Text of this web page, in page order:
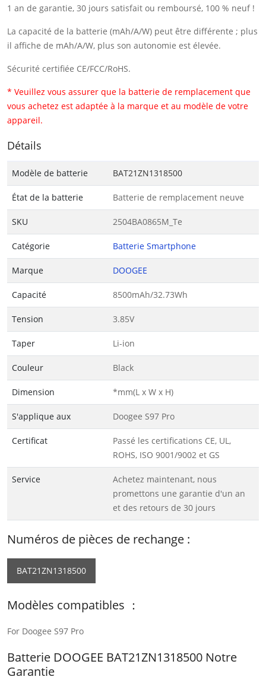
1 an de garantie, 30 jours satisfait ou remboursé, 100 % neuf !
La capacité de la batterie (mAh/A/W) peut être différente ; plus
il affiche de mAh/A/W, plus son autonomie est élevée.
Sécurité certifiée CE/FCC/RoHS.
* Veuillez vous assurer que la batterie de remplacement que
vous achetez est adaptée à la marque et au modèle de votre
appareil.
Détails
Modèle de batterie BAT21ZN1318500
État de la batterie Batterie de remplacement neuve
SKU 2504BA0865M_Te
Catégorie Batterie Smartphone
Marque DOOGEE
Capacité 8500mAh/32.73Wh
Tension 3.85V
Taper Li-ion
Couleur Black
Dimension *mm(L x W x H)
S'applique aux Doogee S97 Pro
Certificat
Passé les certifications CE, UL,
ROHS, ISO 9001/9002 et GS
Service
Achetez maintenant, nous
promettons une garantie d'un an
et des retours de 30 jours
Numéros de pièces de rechange :
BAT21ZN1318500
Modèles compatibles ：
For Doogee S97 Pro
Batterie DOOGEE BAT21ZN1318500 Notre
Garantie